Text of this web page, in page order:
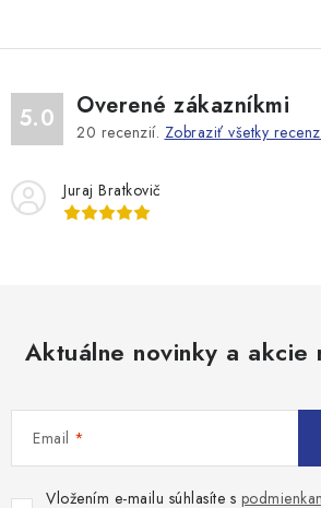
5.0 Overené zákazníkmi
20 recenzií. Zobraziť všetky
Juraj Bratkovič
Aktuálne novinky a akcie
Email
Vložením e-mailu súhlasíte s